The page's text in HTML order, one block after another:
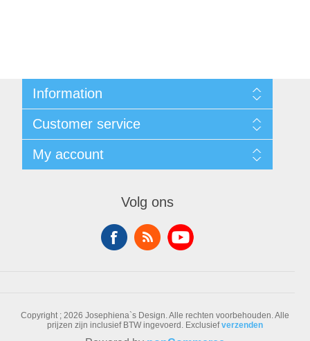
Information
Voorwaarden
Over Josephiena
Contact us
Customer service
Recently viewed products
Check gift card balance
My account
Volg ons
Copyright ; 2026 Josephiena`s Design. Alle rechten voorbehouden.Alle
prijzen zijn inclusief BTW ingevoerd. Exclusiefverzenden